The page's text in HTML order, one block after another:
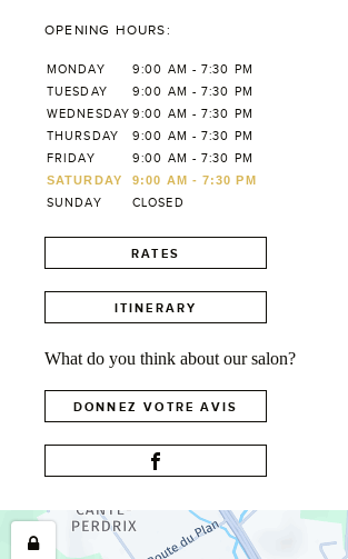
OPENING HOURS:
MONDAY
9:00 AM - 7:30 PM
TUESDAY
9:00 AM - 7:30 PM
WEDNESDAY 9:00 AM - 7:30 PM
THURSDAY
9:00 AM - 7:30 PM
FRIDAY
9:00 AM - 7:30 PM
SATURDAY
9:00 AM - 7:30 PM
SUNDAY
CLOSED
RATES
ITINERARY
What do you think about our salon?
DONNEZ VOTRE AVIS